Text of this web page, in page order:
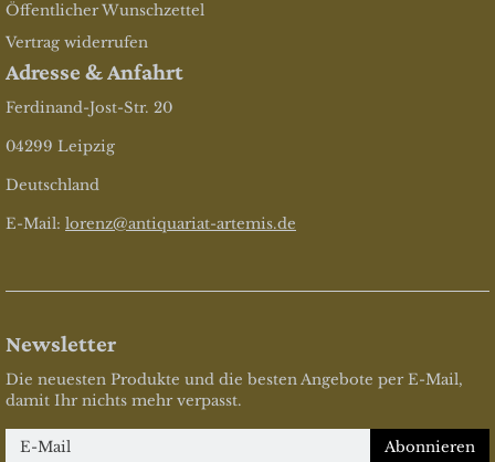
Öffentlicher Wunschzettel
Vertrag widerrufen
Adresse & Anfahrt
Ferdinand-Jost-Str. 20
04299 Leipzig
Deutschland
E-Mail: lorenz@antiquariat-artemis.de
Newsletter
Die neuesten Produkte und die besten Angebote per E-Mail,
damit Ihr nichts mehr verpasst.
Newsletter
Abonnieren